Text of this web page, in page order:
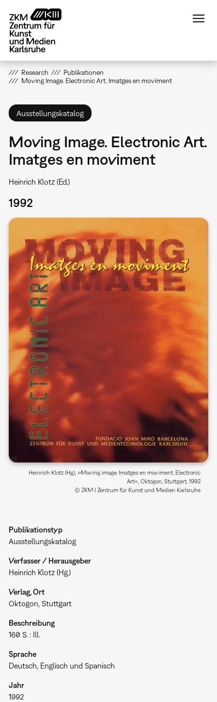
zum
Inhalt
Research
Publikationen
Moving Image. Electronic Art. Imatges en moviment
Ausstellungskatalog
Moving Image. Electronic Art.
Imatges en moviment
Heinrich Klotz (Ed.)
1992
Heinrich Klotz (Hg.), »Moving image. Imatges en moviment. Electronic
Art«, Oktogon, Stuttgart, 1992
© ZKM | Zentrum für Kunst und Medien Karlsruhe
Publikationstyp
Ausstellungskatalog
Verfasser / Herausgeber
Heinrich Klotz (Hg.)
Verlag, Ort
Oktogon, Stuttgart
Beschreibung
160 S. : Ill.
Sprache
Deutsch, Englisch und Spanisch
Jahr
1992